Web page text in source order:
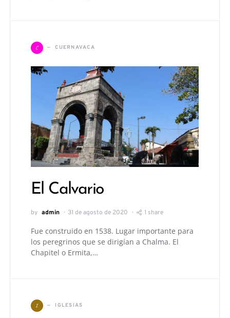
C CUERNAVACA
El Calvario
by admin 31 de agosto de 2020 1 share
Fue construido en 1538. Lugar importante para
los peregrinos que se dirigían a Chalma. El
Chapitel o Ermita,…
I IGLESIAS